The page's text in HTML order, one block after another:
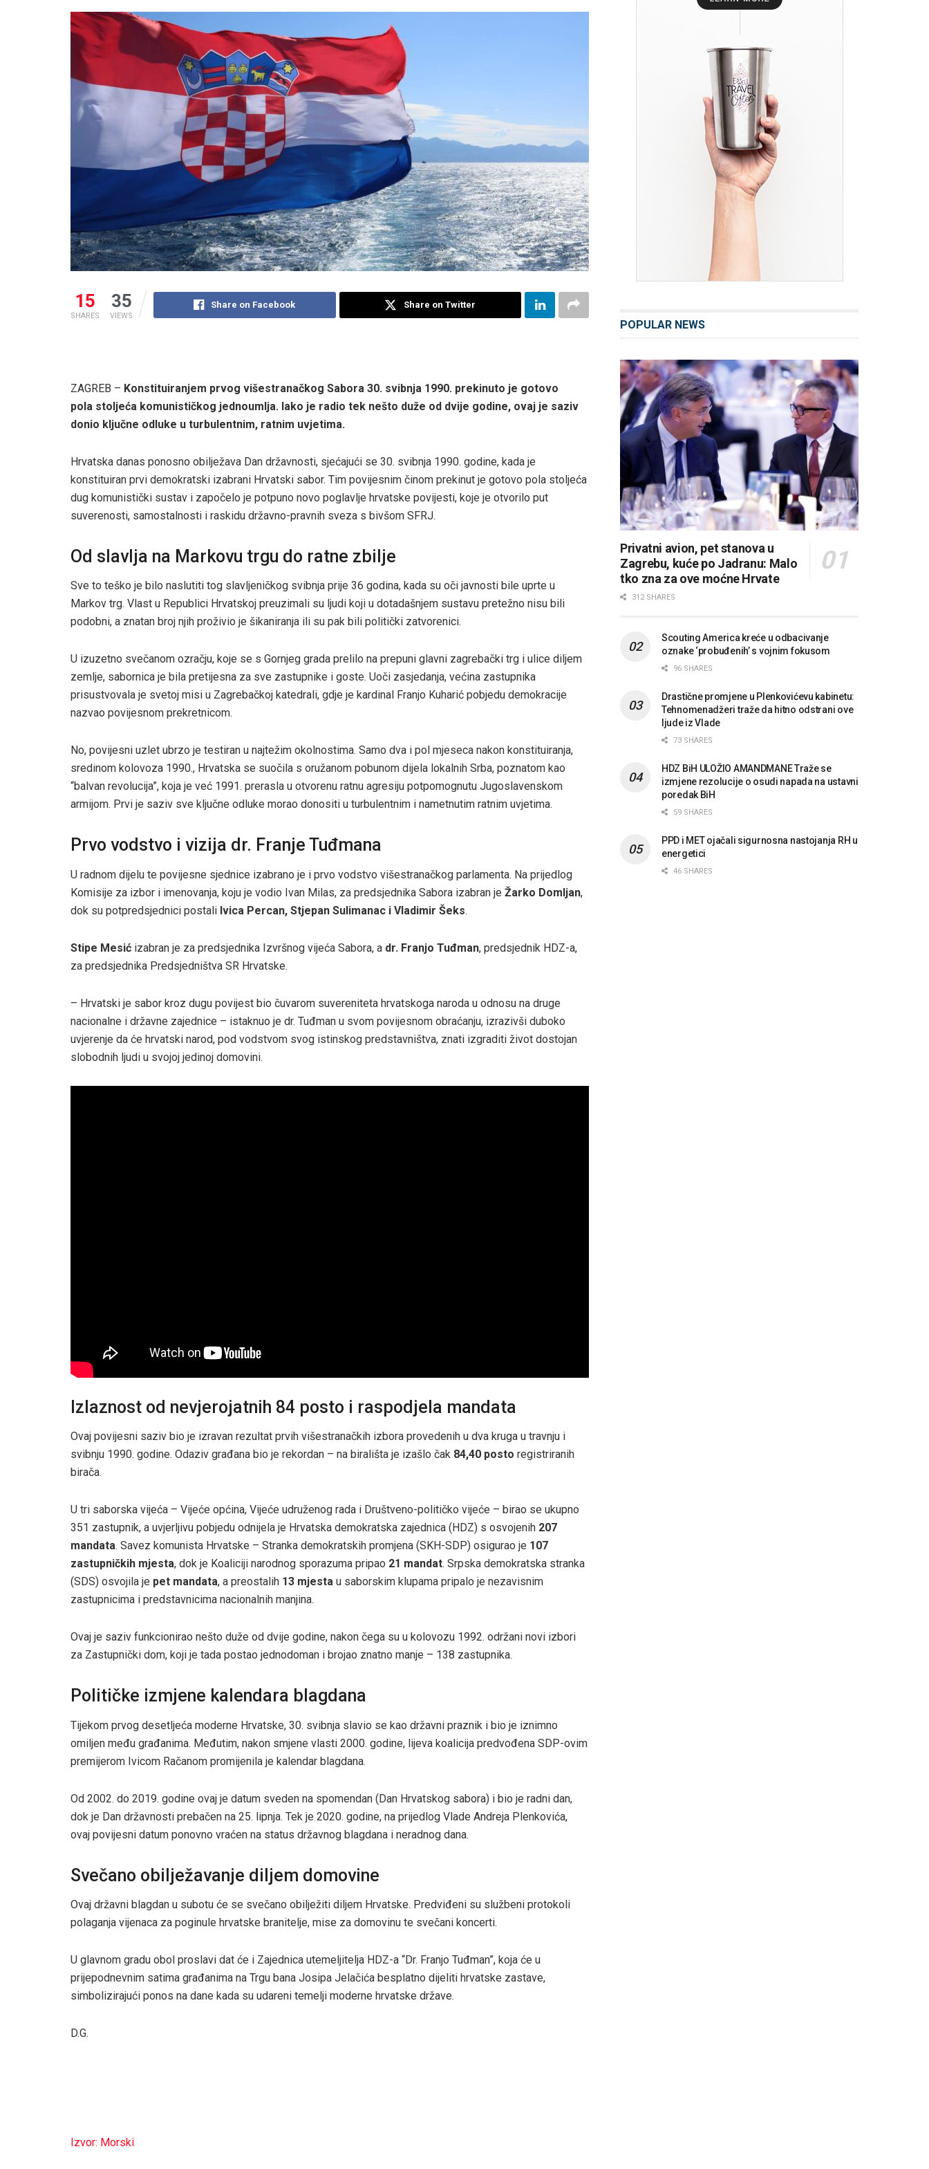
15
SHARES
35
VIEWS
Share on Facebook Share on Twitter
ZAGREB – Konstituiranjem prvog višestranačkog Sabora 30. svibnja 1990. prekinuto je gotovo
pola stoljeća komunističkog jednoumlja. Iako je radio tek nešto duže od dvije godine, ovaj je saziv
donio ključne odluke u turbulentnim, ratnim uvjetima.
Hrvatska danas ponosno obilježava Dan državnosti, sjećajući se 30. svibnja 1990. godine, kada je
konstituiran prvi demokratski izabrani Hrvatski sabor. Tim povijesnim činom prekinut je gotovo pola stoljeća
dug komunistički sustav i započelo je potpuno novo poglavlje hrvatske povijesti, koje je otvorilo put
suverenosti, samostalnosti i raskidu državno-pravnih sveza s bivšom SFRJ.
Od slavlja na Markovu trgu do ratne zbilje
Sve to teško je bilo naslutiti tog slavljeničkog svibnja prije 36 godina, kada su oči javnosti bile uprte u
Markov trg. Vlast u Republici Hrvatskoj preuzimali su ljudi koji u dotadašnjem sustavu pretežno nisu bili
podobni, a znatan broj njih proživio je šikaniranja ili su pak bili politički zatvorenici.
U izuzetno svečanom ozračju, koje se s Gornjeg grada prelilo na prepuni glavni zagrebački trg i ulice diljem
zemlje, sabornica je bila pretijesna za sve zastupnike i goste. Uoči zasjedanja, većina zastupnika
prisustvovala je svetoj misi u Zagrebačkoj katedrali, gdje je kardinal Franjo Kuharić pobjedu demokracije
nazvao povijesnom prekretnicom.
No, povijesni uzlet ubrzo je testiran u najtežim okolnostima. Samo dva i pol mjeseca nakon konstituiranja,
sredinom kolovoza 1990., Hrvatska se suočila s oružanom pobunom dijela lokalnih Srba, poznatom kao
“balvan revolucija”, koja je već 1991. prerasla u otvorenu ratnu agresiju potpomognutu Jugoslavenskom
armijom. Prvi je saziv sve ključne odluke morao donositi u turbulentnim i nametnutim ratnim uvjetima.
Prvo vodstvo i vizija dr. Franje Tuđmana
U radnom dijelu te povijesne sjednice izabrano je i prvo vodstvo višestranačkog parlamenta. Na prijedlog
Komisije za izbor i imenovanja, koju je vodio Ivan Milas, za predsjednika Sabora izabran je Žarko Domljan,
dok su potpredsjednici postali Ivica Percan, Stjepan Sulimanac i Vladimir Šeks.
Stipe Mesić izabran je za predsjednika Izvršnog vijeća Sabora, a dr. Franjo Tuđman, predsjednik HDZ-a,
za predsjednika Predsjedništva SR Hrvatske.
– Hrvatski je sabor kroz dugu povijest bio čuvarom suvereniteta hrvatskoga naroda u odnosu na druge
nacionalne i državne zajednice – istaknuo je dr. Tuđman u svom povijesnom obraćanju, izrazivši duboko
uvjerenje da će hrvatski narod, pod vodstvom svog istinskog predstavništva, znati izgraditi život dostojan
slobodnih ljudi u svojoj jedinoj domovini.
Izlaznost od nevjerojatnih 84 posto i raspodjela mandata
Ovaj povijesni saziv bio je izravan rezultat prvih višestranačkih izbora provedenih u dva kruga u travnju i
svibnju 1990. godine. Odaziv građana bio je rekordan – na birališta je izašlo čak 84,40 posto registriranih
birača.
U tri saborska vijeća – Vijeće općina, Vijeće udruženog rada i Društveno-političko vijeće – birao se ukupno
351 zastupnik, a uvjerljivu pobjedu odnijela je Hrvatska demokratska zajednica (HDZ) s osvojenih 207
mandata. Savez komunista Hrvatske – Stranka demokratskih promjena (SKH-SDP) osigurao je 107
zastupničkih mjesta, dok je Koaliciji narodnog sporazuma pripao 21 mandat. Srpska demokratska stranka
(SDS) osvojila je pet mandata, a preostalih 13 mjesta u saborskim klupama pripalo je nezavisnim
zastupnicima i predstavnicima nacionalnih manjina.
Ovaj je saziv funkcionirao nešto duže od dvije godine, nakon čega su u kolovozu 1992. održani novi izbori
za Zastupnički dom, koji je tada postao jednodoman i brojao znatno manje – 138 zastupnika.
Političke izmjene kalendara blagdana
Tijekom prvog desetljeća moderne Hrvatske, 30. svibnja slavio se kao državni praznik i bio je iznimno
omiljen među građanima. Međutim, nakon smjene vlasti 2000. godine, lijeva koalicija predvođena SDP-ovim
premijerom Ivicom Račanom promijenila je kalendar blagdana.
Od 2002. do 2019. godine ovaj je datum sveden na spomendan (Dan Hrvatskog sabora) i bio je radni dan,
dok je Dan državnosti prebačen na 25. lipnja. Tek je 2020. godine, na prijedlog Vlade Andreja Plenkovića,
ovaj povijesni datum ponovno vraćen na status državnog blagdana i neradnog dana.
Svečano obilježavanje diljem domovine
Ovaj državni blagdan u subotu će se svečano obilježiti diljem Hrvatske. Predviđeni su službeni protokoli
polaganja vijenaca za poginule hrvatske branitelje, mise za domovinu te svečani koncerti.
U glavnom gradu obol proslavi dat će i Zajednica utemeljitelja HDZ-a “Dr. Franjo Tuđman”, koja će u
prijepodnevnim satima građanima na Trgu bana Josipa Jelačića besplatno dijeliti hrvatske zastave,
simbolizirajući ponos na dane kada su udareni temelji moderne hrvatske države.
D.G.
Izvor: Morski
POPULAR NEWS
Privatni avion, pet stanova u
Zagrebu, kuće po Jadranu: Malo
tko zna za ove moćne Hrvate
312 SHARES
Scouting America kreće u odbacivanje
oznake ‘probuđenih’ s vojnim fokusom
96 SHARES
Drastične promjene u Plenkovićevu kabinetu:
Tehnomenadžeri traže da hitno odstrani ove
ljude iz Vlade
73 SHARES
HDZ BiH ULOŽIO AMANDMANE Traže se
izmjene rezolucije o osudi napada na ustavni
poredak BiH
59 SHARES
PPD i MET ojačali sigurnosna nastojanja RH u
energetici
46 SHARES